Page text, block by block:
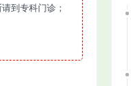
到专科门诊；